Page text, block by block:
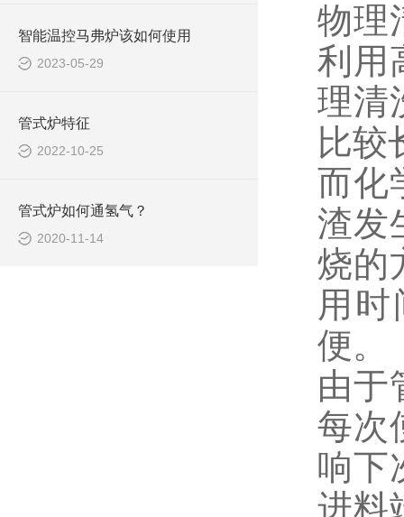
智能温控马弗炉该如何使用
2023-05-29
管式炉特征
2022-10-25
管式炉如何通氢气？
2020-11-14
物理
利用
理清
比较
而化
渣发
烧的
用
便。
由于
每次
响下
进料